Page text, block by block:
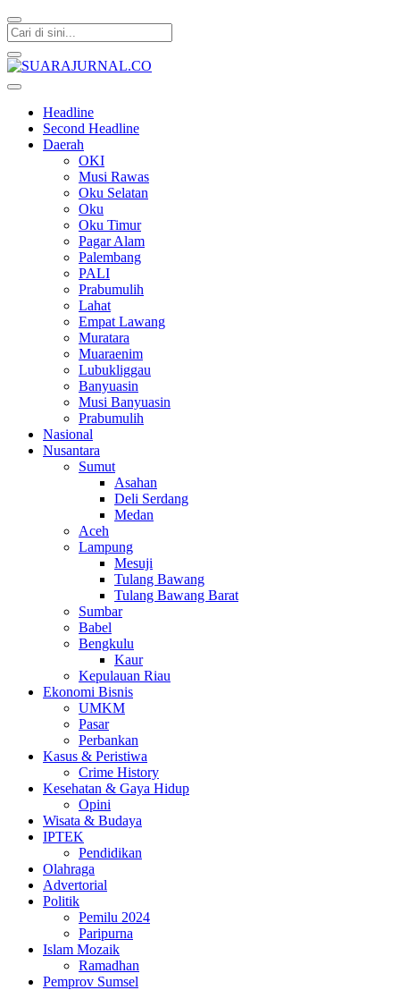
Headline
Second Headline
Daerah
OKI
Musi Rawas
Oku Selatan
Oku
Oku Timur
Pagar Alam
Palembang
PALI
Prabumulih
Lahat
Empat Lawang
Muratara
Muaraenim
Lubukliggau
Banyuasin
Musi Banyuasin
Prabumulih
Nasional
Nusantara
Sumut
Asahan
Deli Serdang
Medan
Aceh
Lampung
Mesuji
Tulang Bawang
Tulang Bawang Barat
Sumbar
Babel
Bengkulu
Kaur
Kepulauan Riau
Ekonomi Bisnis
UMKM
Pasar
Perbankan
Kasus & Peristiwa
Crime History
Kesehatan & Gaya Hidup
Opini
Wisata & Budaya
IPTEK
Pendidikan
Olahraga
Advertorial
Politik
Pemilu 2024
Paripurna
Islam Mozaik
Ramadhan
Pemprov Sumsel